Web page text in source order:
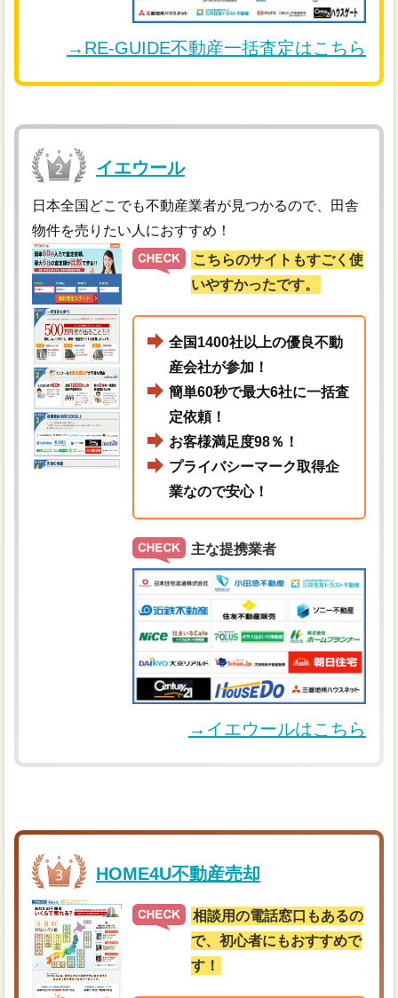
→RE-GUIDE不動産一括査定はこちら
イエウール
日本全国どこでも不動産業者が見つかるので、田舎
物件を売りたい人におすすめ！
こちらのサイトもすごく使
いやすかったです。
全国1400社以上の優良不動
産会社が参加！
簡単60秒で最大6社に一括査
定依頼！
お客様満足度98％！
プライバシーマーク取得企
業なので安心！
主な提携業者
→イエウールはこちら
HOME4U不動産売却
相談用の電話窓口もあるの
で、初心者にもおすすめで
す！